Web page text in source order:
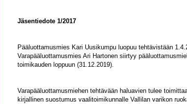
Jäsentiedote 1/2017
Pääluottamusmies Kari Uusikumpu luopuu tehtävistään
Varapääluottamusmies Ari Hartonen siirtyy
toimikauden loppuun (31.12.2019).
Varapääluottamusmiehen tehtävään haluavien tulee
kirjallinen suostumus vaalitoimikunnalle Vallilan varikon